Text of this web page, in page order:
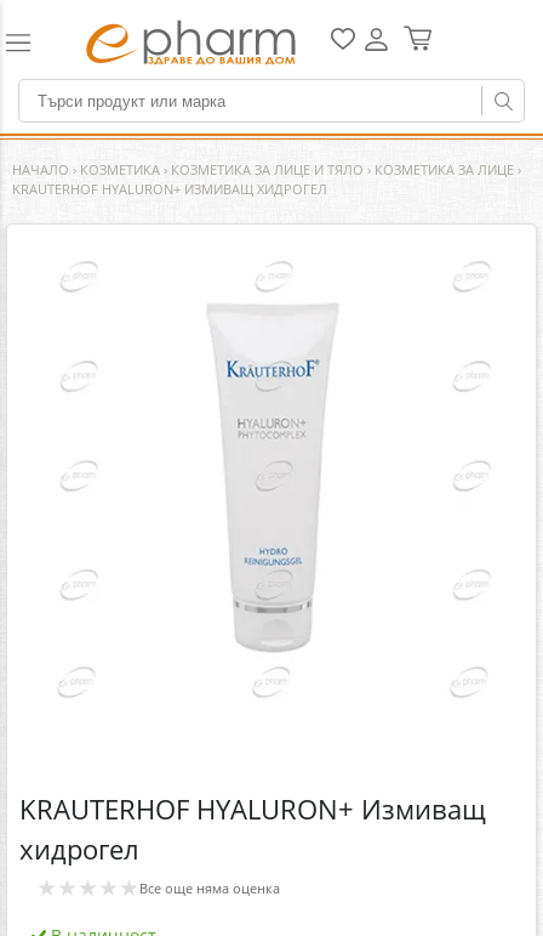
НАЧАЛО › КОЗМЕТИКА › КОЗМЕТИКА ЗА ЛИЦЕ И ТЯЛО › КОЗМЕТИКА ЗА ЛИЦЕ ›
KRAUTERHOF HYALURON+ ИЗМИВАЩ ХИДРОГЕЛ
KRAUTERHOF HYALURON+ Измиващ
хидрогел
★★★★★ Все още няма оценка